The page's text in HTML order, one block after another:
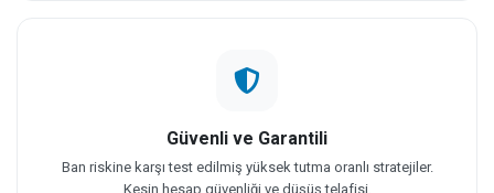
Güvenli ve Garantili
Ban riskine karşı test edilmiş yüksek tutma oranlı stratejiler.
Kesin hesap güvenliği ve düşüş telafisi.